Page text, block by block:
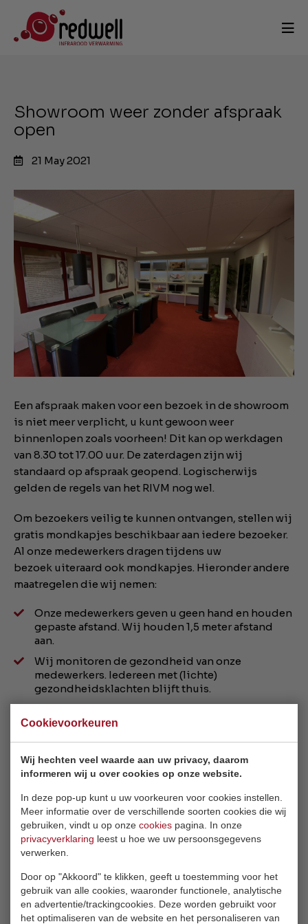
Cookievoorkeuren
Wij hechten veel waarde aan uw privacy, daarom
informeren wij u over cookies op onze website.
In deze pop-up kunt u uw voorkeuren voor cookies instellen.
Meer informatie over de verschillende soorten cookies die wij
gebruiken, vindt u op onze cookies pagina. In onze
privacyverklaring leest u hoe we uw persoonsgegevens
verwerken.
Door op "Akkoord" te klikken, geeft u toestemming voor het
gebruik van alle cookies, waaronder functionele, analytische
en advertentie/trackingcookies. Deze worden gebruikt voor
het optimaliseren van de website en het personaliseren van
Showroom weer zonder afspraak
open
21 May 2021
Een afspraak maken voor een bezoek in de showroom
is niet meer verplicht, u kunt gewoon weer
binnenlopen zoals voorheen! Dit kan op werkdagen
van 8.30 tot 17.00 uur. De zaterdagen zijn wij
standaard op afspraak geopend. Logischerwijs
gelden de regels van het RIVM nog wel.
Om bezoekers veilig te kunnen ontvangen, stellen wij
gratis mondkapjes beschikbaar aan iedere bezoeker.
Al onze medewerkers dragen tijdens uw
bezoek uiteraard ook mondkapjes. Hieronder andere
maatregelen die wij nemen:
Onze medewerkers geven u geen hand en houden
gepaste afstand. Wij houden 1,5 meter afstand
aan.
Wij monitoren de gezondheid van onze
medewerkers. Iedereen met (lichte)
gezondheidsklachten blijft thuis.
net als de deurklinken van de entree.
In onze showroom bieden wij desinfecterende
handgel aan. Ook wassen wij onze handen met
grote regelmaat.
Wat vragen wij van u?
De voorschriften van het RIVM moeten
gerespecteerd worden
showroom bezoeken
Onze showroom niet bezoeken bij klachten die
horen bij het virus (klachten als hoesten, koorts,